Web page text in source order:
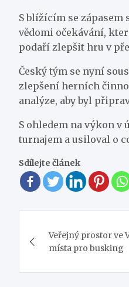
S blížícím se zápasem
vědomi očekávání,
podaří zlepšit hru v
Český tým se nyní
zlepšení herních
analýze, aby byl
S ohledem na výkon v
turnajem a usiloval o
Sdílejte článek
pro
příspěvek
Veřejný prostor ve
místa pro busking